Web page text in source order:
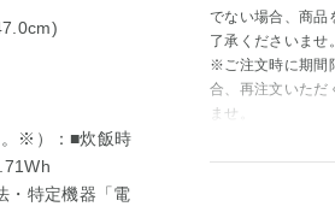
。※）：■炊飯時
・特定機器「電
でない場合、商品
了承くださいませ
※ご注文時に期間
合、再注文いただ
ませ。